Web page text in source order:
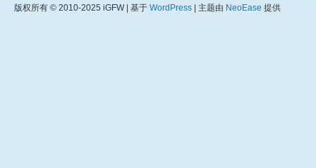
版权所有 © 2010-2025 iGFW | 基于 WordPress | 主题由 NeoEase 提供